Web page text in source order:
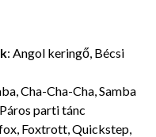
: Angol keringő, Bécsi
Cha-Cha-Cha, Samba
parti tánc
Foxtrott, Quickstep,